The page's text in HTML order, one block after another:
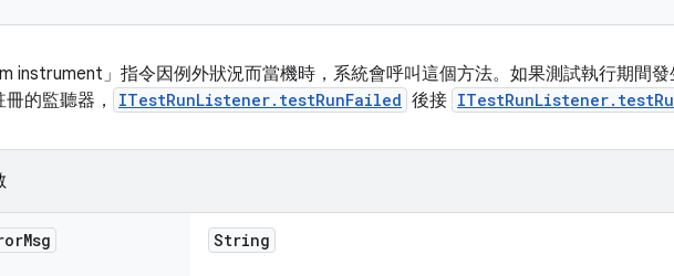
instrument」指令因例外狀況而當機時，系統會呼叫這個方法。如果測試執行期間
的監聽器，
ITestRunListener.testRunFailed 後接
Msg String